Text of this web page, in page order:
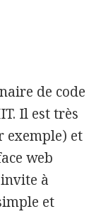
de code
Il est très
exemple) et
web
à
et